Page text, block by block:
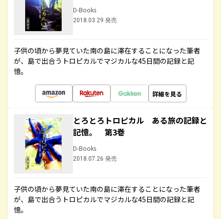
D-Books
2018.03.29 発売
子供の頃から夢見ていた南の島に滞在することになった筆者
が、島で出合うトロピカルでマジカルな45日間の記録と記
憶。
詳細を見る
とろとろトロピカル ある旅の記録と
記憶。 第3巻
D-Books
2018.07.26 発売
子供の頃から夢見ていた南の島に滞在することになった筆者
が、島で出合うトロピカルでマジカルな45日間の記録と記
憶。